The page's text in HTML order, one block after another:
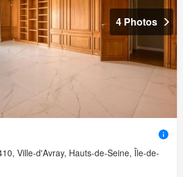
4 Photos
Ville-d'Avray, Hauts-de-Seine, Île-de-